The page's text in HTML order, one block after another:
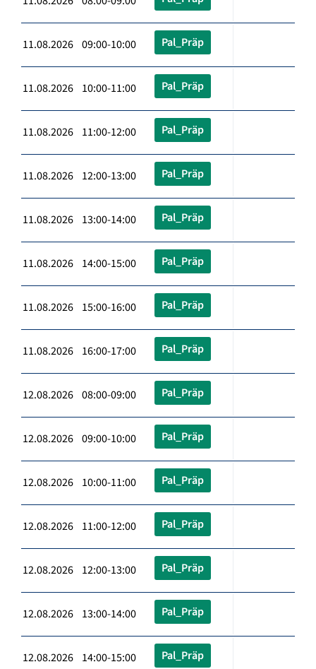
11.08.2026 09:00-10:00 Pal_Präp
11.08.2026 10:00-11:00 Pal_Präp
11.08.2026 11:00-12:00 Pal_Präp
11.08.2026 12:00-13:00 Pal_Präp
11.08.2026 13:00-14:00 Pal_Präp
11.08.2026 14:00-15:00 Pal_Präp
11.08.2026 15:00-16:00 Pal_Präp
11.08.2026 16:00-17:00 Pal_Präp
12.08.2026 08:00-09:00 Pal_Präp
12.08.2026 09:00-10:00 Pal_Präp
12.08.2026 10:00-11:00 Pal_Präp
12.08.2026 11:00-12:00 Pal_Präp
12.08.2026 12:00-13:00 Pal_Präp
12.08.2026 13:00-14:00 Pal_Präp
12.08.2026 14:00-15:00 Pal_Präp